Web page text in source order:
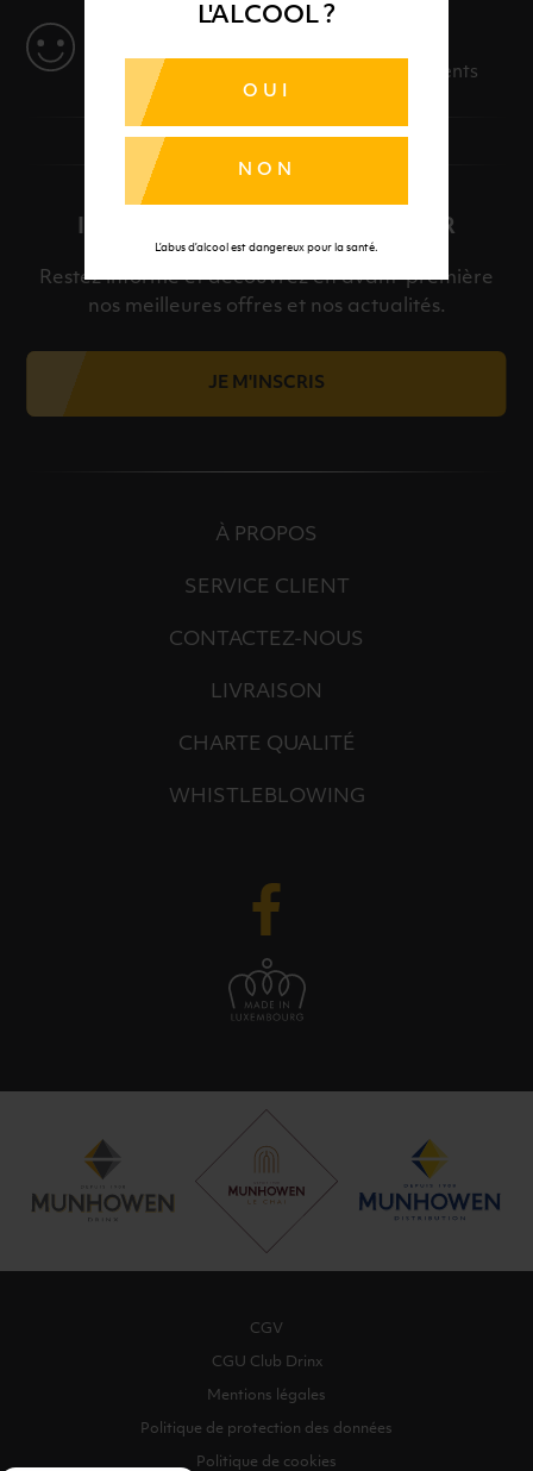
L'ALCOOL ?
OUI
NON
L’abus d’alcool est dangereux pour la santé.
Des solutions adaptées à vos événements
INSCRIPTION À LA NEWSLETTER
Restez informé et découvrez en avant-première
nos meilleures offres et nos actualités.
JE M'INSCRIS
À PROPOS
SERVICE CLIENT
CONTACTEZ-NOUS
LIVRAISON
CHARTE QUALITÉ
WHISTLEBLOWING
CGV
CGU Club Drinx
Mentions légales
Politique de protection des données
Politique de cookies